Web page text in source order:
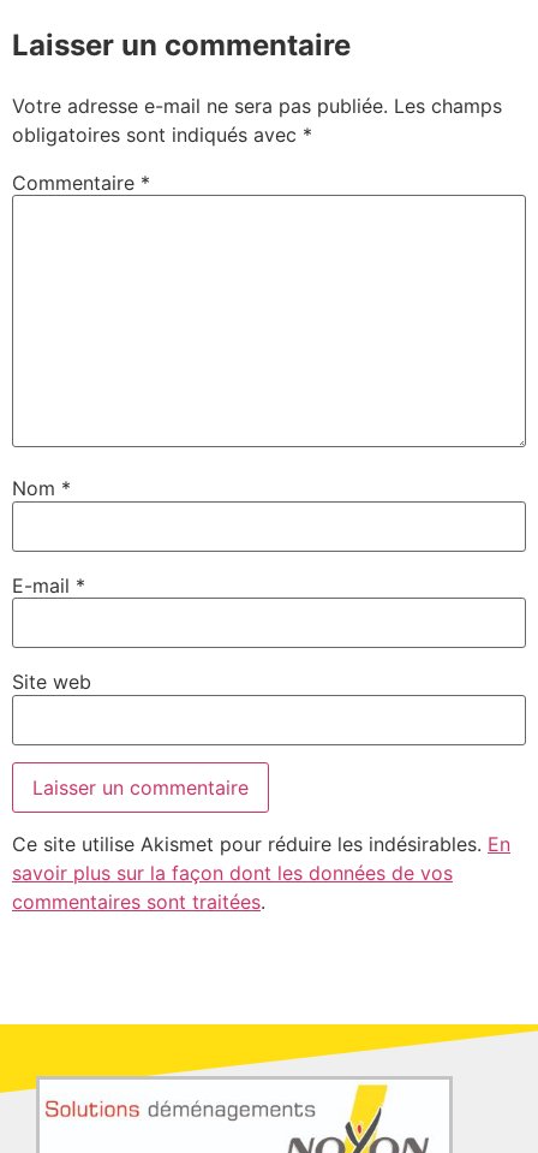
Laisser un commentaire
Votre adresse e-mail ne sera pas publiée. Les champs
obligatoires sont indiqués avec *
Commentaire *
Nom *
E-mail *
Site web
Ce site utilise Akismet pour réduire les indésirables. En
savoir plus sur la façon dont les données de vos
commentaires sont traitées.